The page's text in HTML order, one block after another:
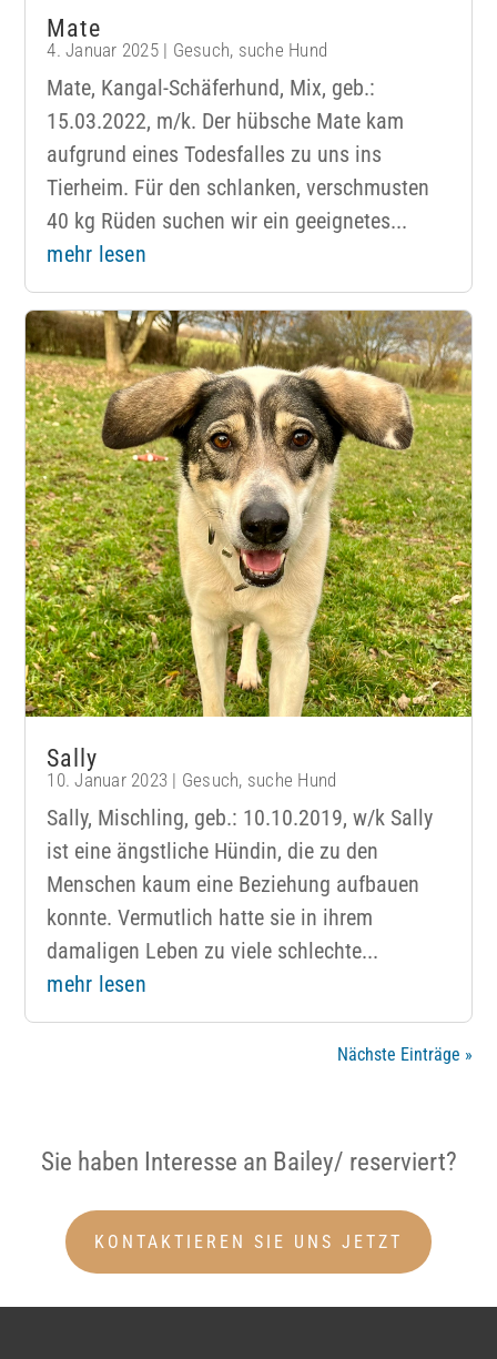
Mate
4. Januar 2025| Gesuch, suche Hund
Mate, Kangal-Schäferhund, Mix, geb.:
15.03.2022, m/k. Der hübsche Mate kam
aufgrund eines Todesfalles zu uns ins
Tierheim. Für den schlanken, verschmusten
40 kg Rüden suchen wir ein geeignetes...
mehr lesen
Sally
10. Januar 2023 | Gesuch, suche Hund
Sally, Mischling, geb.: 10.10.2019, w/k Sally
ist eine ängstliche Hündin, die zu den
Menschen kaum eine Beziehung aufbauen
konnte. Vermutlich hatte sie in ihrem
damaligen Leben zu viele schlechte...
mehr lesen
Nächste Einträge »
Sie haben Interesse an Bailey/ reserviert?
KONTAKTIEREN SIE UNS JETZT